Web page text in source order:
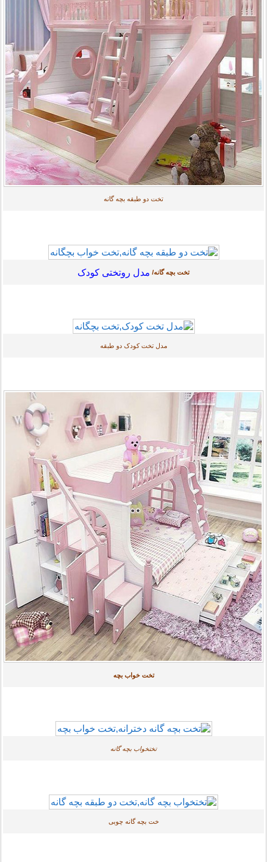
تخت دو طبقه بچه گانه
تخت بچه گانه/ مدل روتختی کودک
مدل تخت کودک دو طبقه
تخت خواب بچه
تختخواب بچه گانه
خت بچه گانه چوبی